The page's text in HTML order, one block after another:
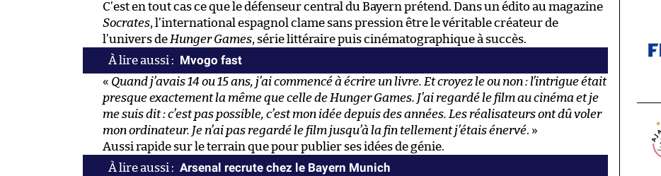
C’est en tout cas ce que le défenseur central du Bayern prétend. Dans un édito au magazine
Socrates, l’international espagnol clame sans pression être le véritable créateur de
l’univers de Hunger Games, série littéraire puis cinématographique à succès.
Mvogo fast
« Quand j’avais 14 ou 15 ans, j’ai commencé à écrire un livre. Et croyez le ou non : l’intrigue était
presque exactement la même que celle de Hunger Games. J’ai regardé le film au cinéma et je
me suis dit : c’est pas possible, c’est mon idée depuis des années. Les réalisateurs ont dû voler
mon ordinateur. Je n’ai pas regardé le film jusqu’à la fin tellement j’étais énervé. »
Aussi rapide sur le terrain que pour publier ses idées de génie.
Arsenal recrute chez le Bayern Munich